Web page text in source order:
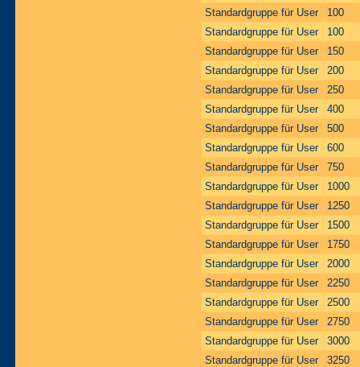
Standardgruppe für User
100
Standardgruppe für User
100
Standardgruppe für User
150
Standardgruppe für User
200
Standardgruppe für User
250
Standardgruppe für User
400
Standardgruppe für User
500
Standardgruppe für User
600
Standardgruppe für User
750
Standardgruppe für User
1000
Standardgruppe für User
1250
Standardgruppe für User
1500
Standardgruppe für User
1750
Standardgruppe für User
2000
Standardgruppe für User
2250
Standardgruppe für User
2500
Standardgruppe für User
2750
Standardgruppe für User
3000
Standardgruppe für User
3250